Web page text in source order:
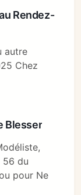
Rendez-
autre
Chez
Blesser
56 du
pour Ne